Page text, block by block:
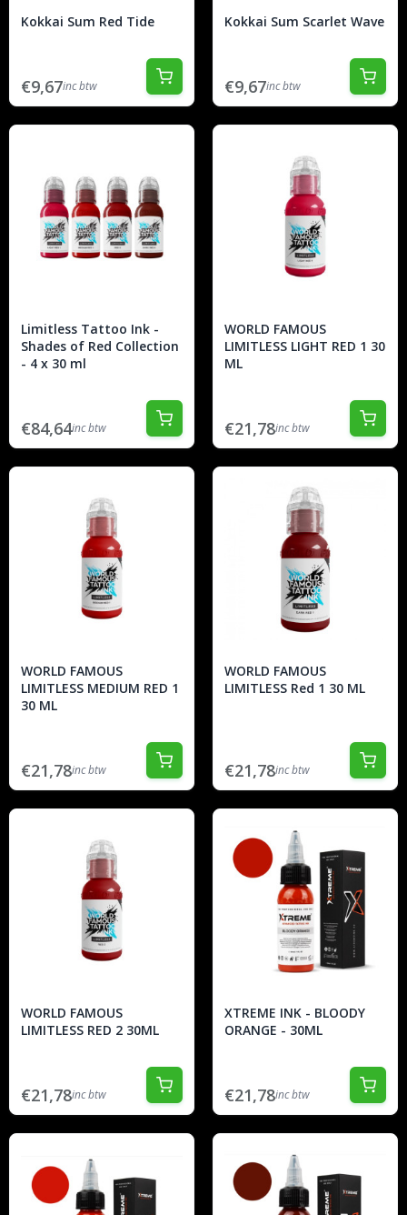
Kokkai Sum Red Tide
€9,67inc btw
Kokkai Sum Scarlet Wave
€9,67inc btw
Limitless Tattoo Ink -
Shades of Red Collection
- 4 x 30 ml
€84,64inc btw
WORLD FAMOUS
LIMITLESS LIGHT RED 1 30
ML
€21,78inc btw
WORLD FAMOUS
LIMITLESS MEDIUM RED 1
30 ML
€21,78inc btw
WORLD FAMOUS
LIMITLESS Red 1 30 ML
€21,78inc btw
WORLD FAMOUS
LIMITLESS RED 2 30ML
€21,78inc btw
XTREME INK - BLOODY
ORANGE - 30ML
€21,78inc btw